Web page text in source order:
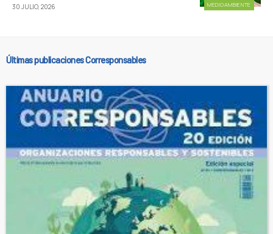
MEDIOAMBIENTE
30 JULIO, 2026
Últimas publicaciones Corresponsables